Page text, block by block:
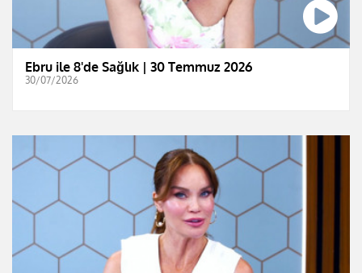
Ebru ile 8'de Sağlık | 30 Temmuz 2026
30/07/2026